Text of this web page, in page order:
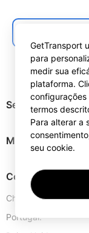
Serviços
Mapa do site
Contactos
Chipre:
Portugal:
GetTransport
para
medir sua
plataforma.
termos
Para alterar a
seu cookie.